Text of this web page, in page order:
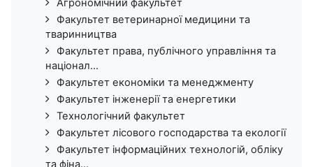
Агрономічний факультет
Факультет ветеринарної медицини та
тваринництва
Факультет права, публічного управління та
націонал...
Факультет економіки та менеджменту
Факультет інженерії та енергетики
Технологічний факультет
Факультет лісового господарства та екології
Факультет інформаційних технологій, обліку
та фіна...